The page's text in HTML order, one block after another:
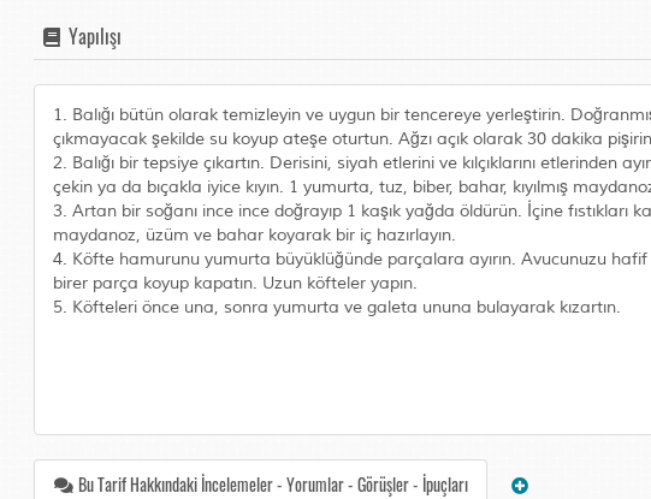
Yapılışı
1. Balığı bütün olarak temizleyin ve uygun bir tencereye yerleştirin.
çıkmayacak şekilde su koyup ateşe oturtun. Ağzı açık olarak 30 dakika
2. Balığı bir tepsiye çıkartın. Derisini, siyah etlerini ve kılçıklarını etlerinden
çekin ya da bıçakla iyice kıyın. 1 yumurta, tuz, biber, bahar, kıyılmış
3. Artan bir soğanı ince ince doğrayıp 1 kaşık yağda öldürün. İçine fıstıkları
maydanoz, üzüm ve bahar koyarak bir iç hazırlayın.
4. Köfte hamurunu yumurta büyüklüğünde parçalara ayırın. Avucunuzu hafif
birer parça koyup kapatın. Uzun köfteler yapın.
5. Köfteleri önce una, sonra yumurta ve galeta ununa bulayarak kızartın.
Bu Tarif Hakkındaki İncelemeler - Yorumlar - Görüşler - İpuçları